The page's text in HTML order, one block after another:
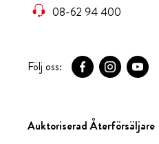
08-62 94 400
Följ oss:
Auktoriserad Återförsäljare